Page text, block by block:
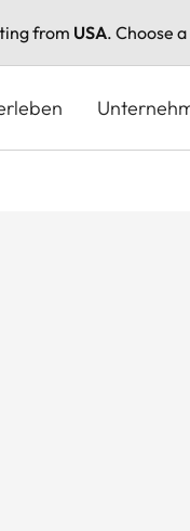
from USA. Choose